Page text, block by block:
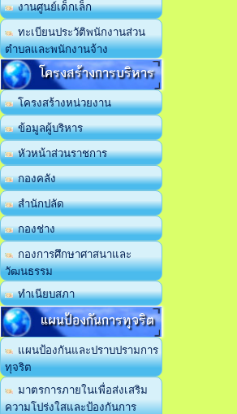
งานศูนย์เด็กเล็ก
ทะเบียนประวัติพนักงานส่วน
ตำบลและพนักงานจ้าง
โครงสร้างการบริหาร
โครงสร้างหน่วยงาน
ข้อมูลผู้บริหาร
หัวหน้าส่วนราชการ
กองคลัง
สำนักปลัด
กองช่าง
กองการศึกษาศาสนาและ
วัฒนธรรม
ทำเนียบสภา
แผนป้องกันการทุจริต
แผนป้องกันและปราบปรามการ
ทุจริต
มาตรการภายในเพื่อส่งเสริม
ความโปร่งใสและป้องกันการ